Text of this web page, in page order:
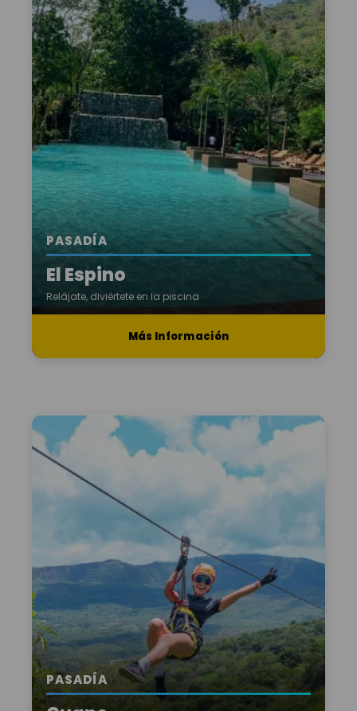
PASADÍA
El Espino
Relájate, diviértete en la piscina
Más Información
PASADÍA